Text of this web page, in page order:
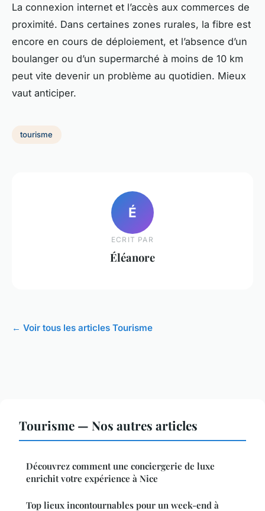
La connexion internet et l’accès aux commerces de
proximité. Dans certaines zones rurales, la fibre est
encore en cours de déploiement, et l’absence d’un
boulanger ou d’un supermarché à moins de 10 km
peut vite devenir un problème au quotidien. Mieux
vaut anticiper.
tourisme
É
ECRIT PAR
Éléanore
← Voir tous les articles Tourisme
Tourisme — Nos autres articles
Découvrez comment une conciergerie de luxe
enrichit votre expérience à Nice
Top lieux incontournables pour un week-end à